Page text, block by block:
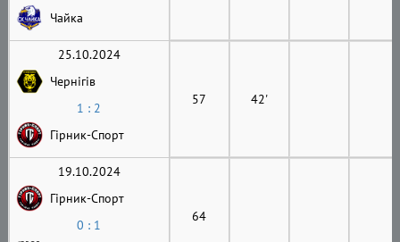
Чайка
25.10.2024
Чернігів
1 : 2
Гірник-Cпорт
57 42'
19.10.2024
Гірник-Cпорт
0 : 1
64